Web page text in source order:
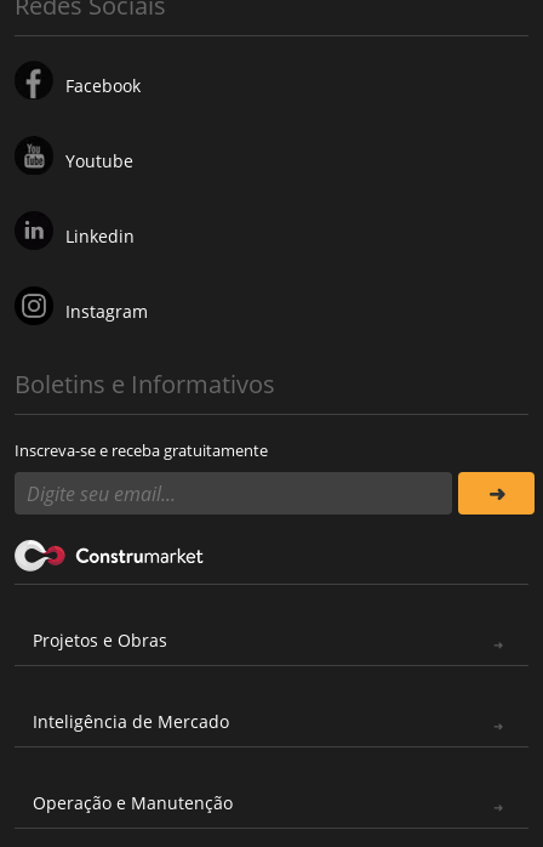
Facebook
Youtube
Linkedin
Instagram
Boletins e Informativos
Inscreva-se e receba gratuitamente
Projetos e Obras
Inteligência de Mercado
Operação e Manutenção